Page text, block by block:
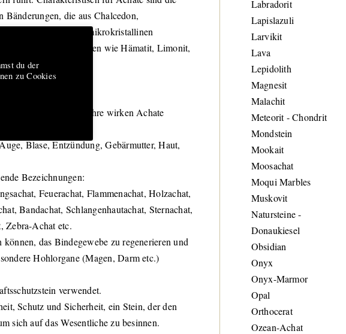
die aus Chalcedon,
Zwischen den mikrokristallinen
auch weitere Mineralien wie Hämatit, Limonit,
Gemäß Signaturenlehre wirken Achate
ist.
Blase, Entzündung, Gebärmutter, Haut,
Bezeichnungen:
Feuerachat, Flammenachat, Holzachat,
Bandachat, Schlangenhautachat, Sternachat,
Zebra-Achat etc.
das Bindegewebe zu regenerieren und
Hohlorgane (Magen, Darm etc.)
verwendet.
Schutz und Sicherheit, ein Stein, der den
sich auf das Wesentliche zu besinnen.
Labradorit
Lapislazuli
Larvikit
Lava
Lepidolith
Magnesit
Malachit
Meteorit - Chondrit
Mondstein
Mookait
Moosachat
Moqui Marbles
Muskovit
Natursteine -
Donaukiesel
Obsidian
Onyx
Onyx-Marmor
Opal
Orthocerat
Ozean-Achat
du der
zu Cookies